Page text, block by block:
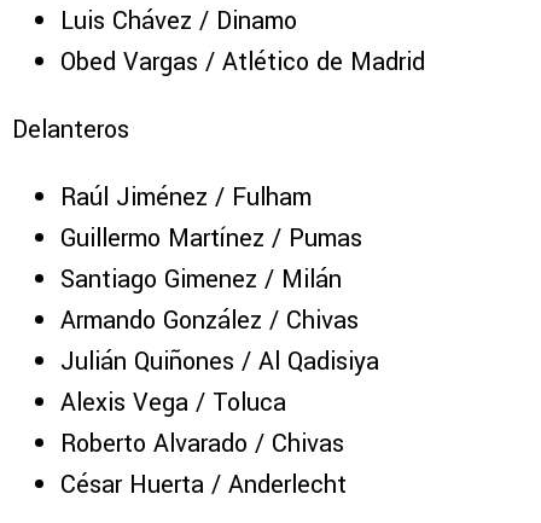
Luis Chávez / Dinamo
Obed Vargas / Atlético de Madrid
Delanteros
Raúl Jiménez / Fulham
Guillermo Martínez / Pumas
Santiago Gimenez / Milán
Armando González / Chivas
Julián Quiñones / Al Qadisiya
Alexis Vega / Toluca
Roberto Alvarado / Chivas
César Huerta / Anderlecht